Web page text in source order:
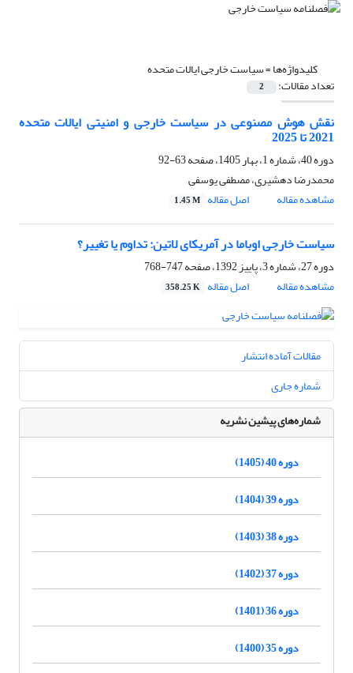
کلیدواژه‌ها =سیاست خارجی ایالات متحده
تعداد مقالات: 2
نقش هوش مصنوعی در سیاست خارجی و امنیتی ایالات متحده
2021 تا 2025
دوره 40، شماره 1، بهار 1405، صفحه
63-92
محمدرضا دهشیری، مصطفی یوسفی
مشاهده مقاله
اصل مقاله 1.45 M
سیاست خارجی اوباما در آمریکای لاتین: تداوم یا تغییر؟ ‏
دوره 27، شماره 3، پاییز 1392، صفحه
747-768
مشاهده مقاله
اصل مقاله 358.25 K
مقالات آماده انتشار
شماره جاری
شماره‌های پیشین نشریه
دوره 40 (1405)
دوره 39 (1404)
دوره 38 (1403)
دوره 37 (1402)
دوره 36 (1401)
دوره 35 (1400)